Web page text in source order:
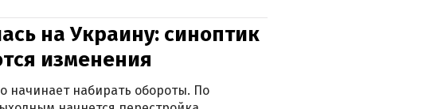
на Украину: синоптик
изменения
начинает набирать обороты. По